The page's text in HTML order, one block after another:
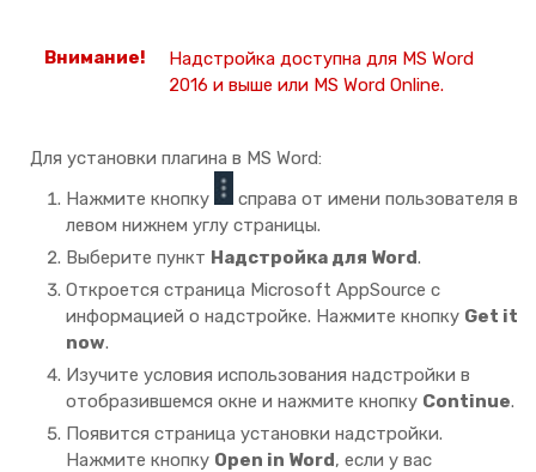
Надстройка доступна для MS Word
2016 и выше или MS Word Online.
Для установки плагина в MS Word:
Нажмите кнопку
справа от имени пользователя в
левом нижнем углу страницы.
Выберите пункт Надстройка для Word.
Откроется страница Microsoft AppSource с
информацией о надстройке. Нажмите кнопку Get it
now.
Изучите условия использования надстройки в
отобразившемся окне и нажмите кнопку Continue.
Появится страница установки надстройки.
Нажмите кнопку Open in Word, если у вас